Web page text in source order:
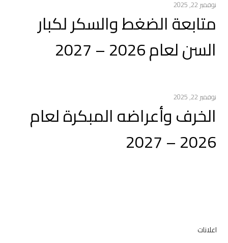
نوفمبر 22, 2025
متابعة الضغط والسكر لكبار
السن لعام 2026 – 2027
نوفمبر 22, 2025
الخرف وأعراضه المبكرة لعام
2026 – 2027
اعلانات